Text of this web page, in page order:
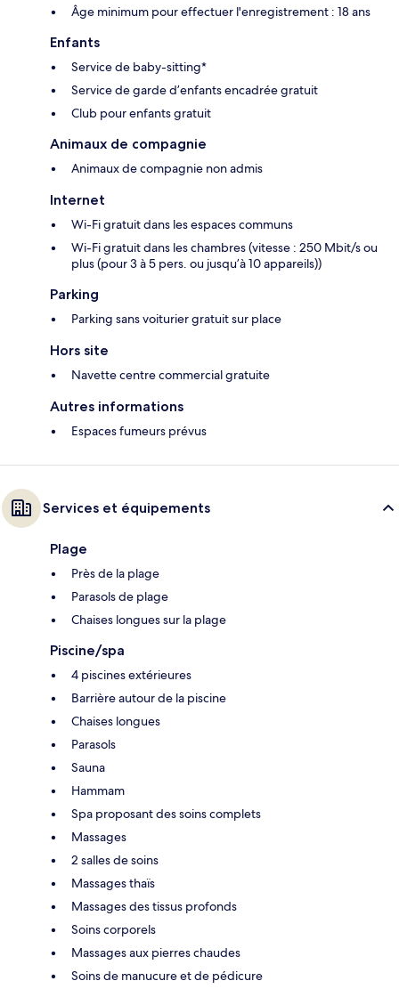
Âge minimum pour effectuer l'enregistrement : 18 ans
Enfants
Service de baby-sitting*
Service de garde d’enfants encadrée gratuit
Club pour enfants gratuit
Animaux de compagnie
Animaux de compagnie non admis
Internet
Wi-Fi gratuit dans les espaces communs
Wi-Fi gratuit dans les chambres (vitesse : 250 Mbit/s ou
plus (pour 3 à 5 pers. ou jusqu’à 10 appareils))
Parking
Parking sans voiturier gratuit sur place
Hors site
Navette centre commercial gratuite
Autres informations
Espaces fumeurs prévus
Services et équipements
Plage
Près de la plage
Parasols de plage
Chaises longues sur la plage
Piscine/spa
4 piscines extérieures
Barrière autour de la piscine
Chaises longues
Parasols
Sauna
Hammam
Spa proposant des soins complets
Massages
2 salles de soins
Massages thaïs
Massages des tissus profonds
Soins corporels
Massages aux pierres chaudes
Soins de manucure et de pédicure